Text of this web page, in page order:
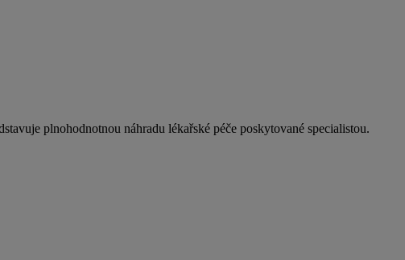
plnohodnotnou náhradu lékařské péče poskytované specialistou.